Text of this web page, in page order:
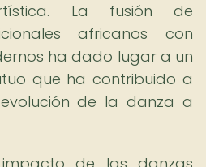
La fusión de
africanos con
ha dado lugar a un
que ha contribuido a
de la danza a